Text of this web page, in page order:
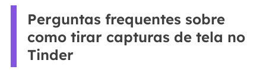
Perguntas frequentes sobre
como tirar capturas de tela no
Tinder